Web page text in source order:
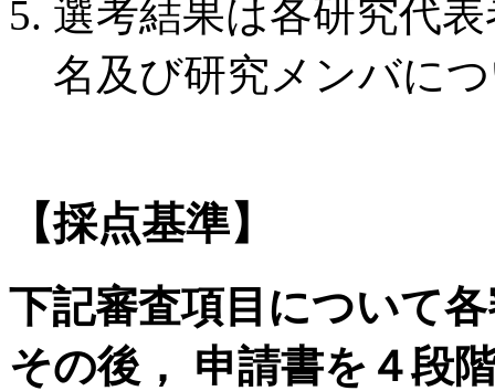
選考結果は各研究代
名及び研究メンバに
【採点基準】
下記審査項目について
その後， 申請書を４段